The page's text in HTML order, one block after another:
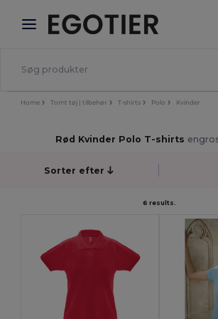
× Egotier-app
Bedre priser i appen!
Home Tomt tøj | tilbehør T-shirts Polo Kvinder
Rød Kvinder Polo T-shirts
Sorter efter
6 results.